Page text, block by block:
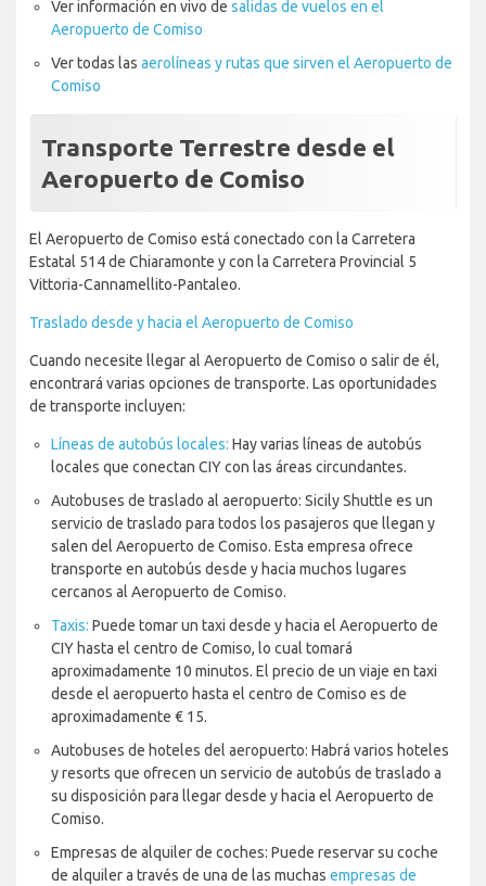
Ver información en vivo de salidas de vuelos en el
Aeropuerto de Comiso
Ver todas las aerolíneas y rutas que sirven el Aeropuerto de
Comiso
Transporte Terrestre desde el
Aeropuerto de Comiso
El Aeropuerto de Comiso está conectado con la Carretera
Estatal 514 de Chiaramonte y con la Carretera Provincial 5
Vittoria-Cannamellito-Pantaleo.
Traslado desde y hacia el Aeropuerto de Comiso
Cuando necesite llegar al Aeropuerto de Comiso o salir de él,
encontrará varias opciones de transporte. Las oportunidades
de transporte incluyen:
Líneas de autobús locales: Hay varias líneas de autobús
locales que conectan CIY con las áreas circundantes.
Autobuses de traslado al aeropuerto: Sicily Shuttle es un
servicio de traslado para todos los pasajeros que llegan y
salen del Aeropuerto de Comiso. Esta empresa ofrece
transporte en autobús desde y hacia muchos lugares
cercanos al Aeropuerto de Comiso.
Taxis: Puede tomar un taxi desde y hacia el Aeropuerto de
CIY hasta el centro de Comiso, lo cual tomará
aproximadamente 10 minutos. El precio de un viaje en taxi
desde el aeropuerto hasta el centro de Comiso es de
aproximadamente € 15.
Autobuses de hoteles del aeropuerto: Habrá varios hoteles
y resorts que ofrecen un servicio de autobús de traslado a
su disposición para llegar desde y hacia el Aeropuerto de
Comiso.
Empresas de alquiler de coches: Puede reservar su coche
de alquiler a través de una de las muchas empresas de